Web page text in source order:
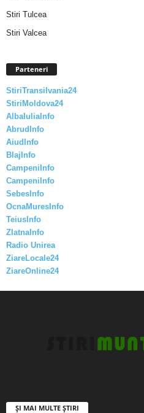
Stiri Tulcea
Stiri Valcea
Parteneri
StiriTransilvania24
StiriMoldova24
AlbaIuliaInfo
AbrudInfo
AiudInfo
BlajInfo
CampeniInfo
CampeniInfo
SebesInfo
OcnaMuresInfo
TeiusInfo
ZlatnaInfo
Radio Unirea
ZiareLocale24
ZiareOnline24
ȘI MAI MULTE ȘTIRI